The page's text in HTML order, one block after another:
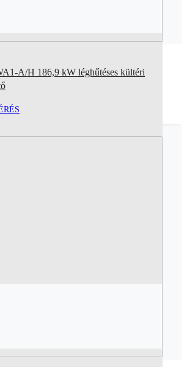
A/H 186,9 kW léghűtéses kültéri